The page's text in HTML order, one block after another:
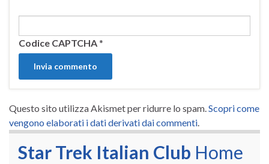
Codice CAPTCHA*
Questo sito utilizza Akismet per ridurre lo spam.Scopri come
vengono elaborati i dati derivati dai commenti.
Star Trek Italian Club Home